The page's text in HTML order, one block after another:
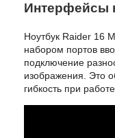
Интерфейсы
Ноутбук Raider 16
набором портов
подключение
изображения. Это
гибкость при